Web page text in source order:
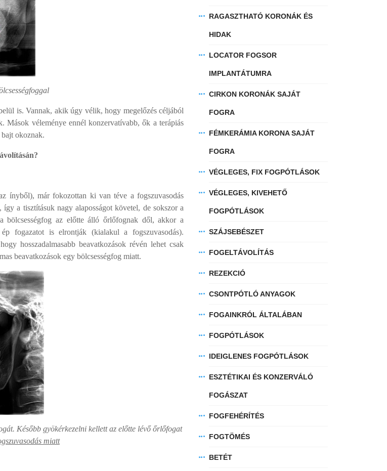
is. Vannak, akik úgy vélik, hogy megelőzés céljából
Mások véleménye ennél konzervatívabb, ők a terápiás
okoznak.
ínyből), már fokozottan ki van téve a fogszuvasodás
a tisztításuk nagy alaposságot követel, de sokszor a
bölcsességfog az előtte álló őrlőfognak dől, akkor a
fogazatot is elrontják (kialakul a fogszuvasodás).
hosszadalmasabb beavatkozások révén lehet csak
beavatkozások egy bölcsességfog miatt.
Később gyökérkezelni kellett az előtte lévő őrlőfogat
miatt
RAGASZTHATÓ KORONÁK ÉS
HIDAK
LOCATOR FOGSOR
IMPLANTÁTUMRA
CIRKON KORONÁK SAJÁT
FOGRA
FÉMKERÁMIA KORONA SAJÁT
FOGRA
VÉGLEGES, FIX FOGPÓTLÁSOK
VÉGLEGES, KIVEHETŐ
FOGPÓTLÁSOK
SZÁJSEBÉSZET
FOGELTÁVOLÍTÁS
REZEKCIÓ
CSONTPÓTLÓ ANYAGOK
FOGAINKRÓL ÁLTALÁBAN
FOGPÓTLÁSOK
IDEIGLENES FOGPÓTLÁSOK
ESZTÉTIKAI ÉS KONZERVÁLÓ
FOGÁSZAT
FOGFEHÉRÍTÉS
FOGTÖMÉS
BETÉT